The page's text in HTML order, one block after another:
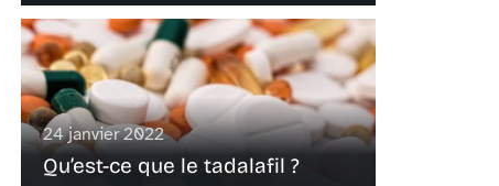
24 janvier 2022
Qu’est-ce que le tadalafil ?